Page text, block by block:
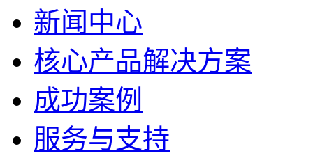
新闻中心
核心产品解决方案
成功案例
服务与支持